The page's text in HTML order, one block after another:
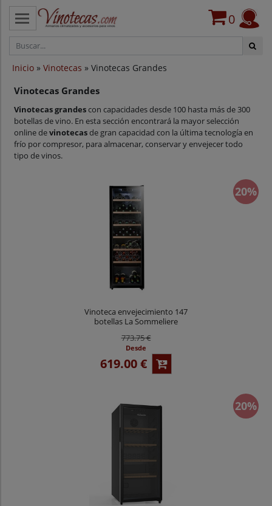
CATEGORÍAS
VINOTECAS POR MARCAS
PROVEEDORES
BLOG
0
Inicio » Vinotecas » Vinotecas Grandes
Vinotecas Grandes
Vinotecas grandescon capacidades desde 100 hasta más de 300
botellas de vino. En esta sección encontrará la mayor selección
online devinotecasde gran capacidad con la última tecnología en
frío por compresor, para almacenar, conservar y envejecer todo
tipo de vinos.
20%
Vinoteca envejecimiento 147
botellas La Sommeliere
773.75 €
Desde
619.00 €
20%